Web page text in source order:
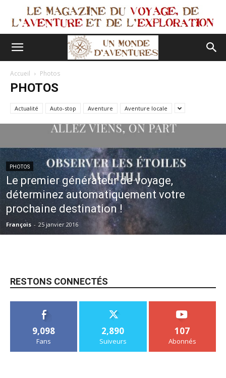
Accueil Photos
PHOTOS
Actualité Auto-stop Aventure Aventure locale
PHOTOS
Le premier générateur de voyage,
déterminez automatiquement votre
prochaine destination !
François - 25 janvier 2016
RESTONS CONNECTÉS
9,098
Fans
2,890
Suiveurs
107
Abonnés